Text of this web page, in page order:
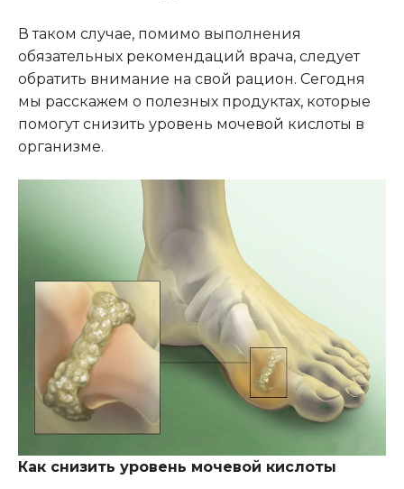
В таком случае, помимо выполнения
обязательных рекомендаций врача, следует
обратить внимание на свой рацион. Сегодня
мы расскажем о полезных продуктах, которые
помогут снизить уровень мочевой кислоты в
организме.
Как снизить уровень мочевой кислоты